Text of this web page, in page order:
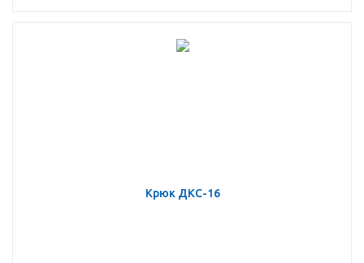
Крюк ДКС-16